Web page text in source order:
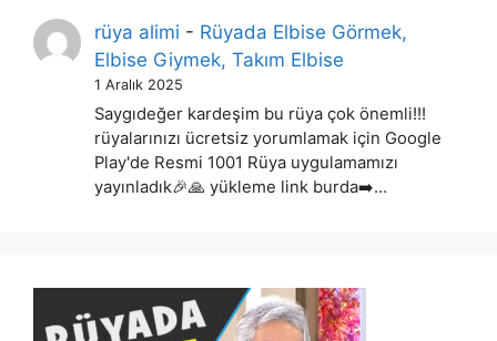
rüya alimi - Rüyada Elbise Görmek,
Elbise Giymek, Takım Elbise
1 Aralık 2025
Saygıdeğer kardeşim bu rüya çok önemli!!!
rüyalarınızı ücretsiz yorumlamak için Google
Play'de Resmi 1001 Rüya uygulamamızı
yayınladık🎉🙏 yükleme link burda➡️…